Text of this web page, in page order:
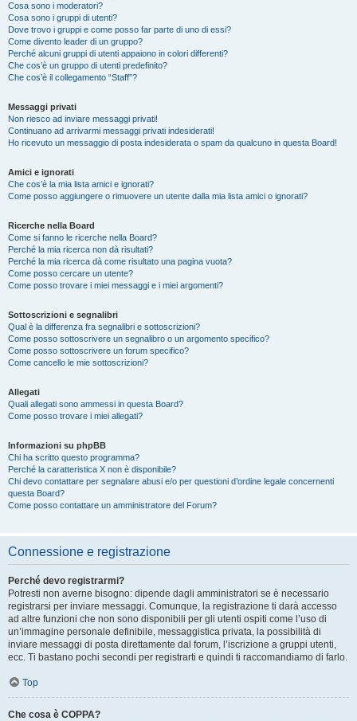
Cosa sono i moderatori?
Cosa sono i gruppi di utenti?
Dove trovo i gruppi e come posso far parte di uno di essi?
Come divento leader di un gruppo?
Perché alcuni gruppi di utenti appaiono in colori differenti?
Che cos’è un gruppo di utenti predefinito?
Che cos’è il collegamento “Staff”?
Messaggi privati
Non riesco ad inviare messaggi privati!
Continuano ad arrivarmi messaggi privati indesiderati!
Ho ricevuto un messaggio di posta indesiderata o spam da qualcuno in questa Board!
Amici e ignorati
Che cos’è la mia lista amici e ignorati?
Come posso aggiungere o rimuovere un utente dalla mia lista amici o ignorati?
Ricerche nella Board
Come si fanno le ricerche nella Board?
Perché la mia ricerca non dà risultati?
Perché la mia ricerca dà come risultato una pagina vuota?
Come posso cercare un utente?
Come posso trovare i miei messaggi e i miei argomenti?
Sottoscrizioni e segnalibri
Qual è la differenza fra segnalibri e sottoscrizioni?
Come posso sottoscrivere un segnalibro o un argomento specifico?
Come posso sottoscrivere un forum specifico?
Come cancello le mie sottoscrizioni?
Allegati
Quali allegati sono ammessi in questa Board?
Come posso trovare i miei allegati?
Informazioni su phpBB
Chi ha scritto questo programma?
Perché la caratteristica X non è disponibile?
Chi devo contattare per segnalare abusi e/o per questioni d’ordine legale concernenti
questa Board?
Come posso contattare un amministratore del Forum?
Connessione e registrazione
Perché devo registrarmi?
Potresti non averne bisogno: dipende dagli amministratori se è necessario
registrarsi per inviare messaggi. Comunque, la registrazione ti darà accesso
ad altre funzioni che non sono disponibili per gli utenti ospiti come l’uso di
un’immagine personale definibile, messaggistica privata, la possibilità di
inviare messaggi di posta direttamente dal forum, l’iscrizione a gruppi utenti,
ecc. Ti bastano pochi secondi per registrarti e quindi ti raccomandiamo di farlo.
Top
Che cosa è COPPA?